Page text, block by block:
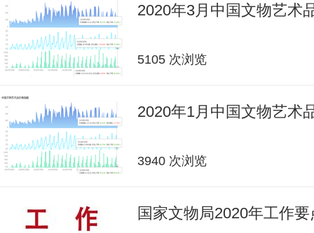
2020年3月中国文物艺术
5105 次浏览
2020年1月中国文物艺术
3940 次浏览
国家文物局2020年工作要